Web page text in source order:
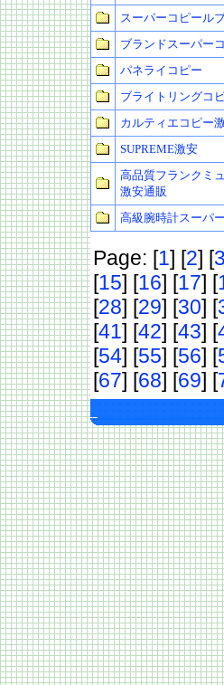
スーパーコピール
ブランドスーパー
パネライコピー
ブライトリングコ
カルティエコピー
SUPREME激安
高品質フランクミ
激安通販
高級腕時計スーパ
Page: [1] [2] [3
[15] [16] [17] [
[28] [29] [30] [
[41] [42] [43] [
[54] [55] [56] [
[67] [68] [69] [